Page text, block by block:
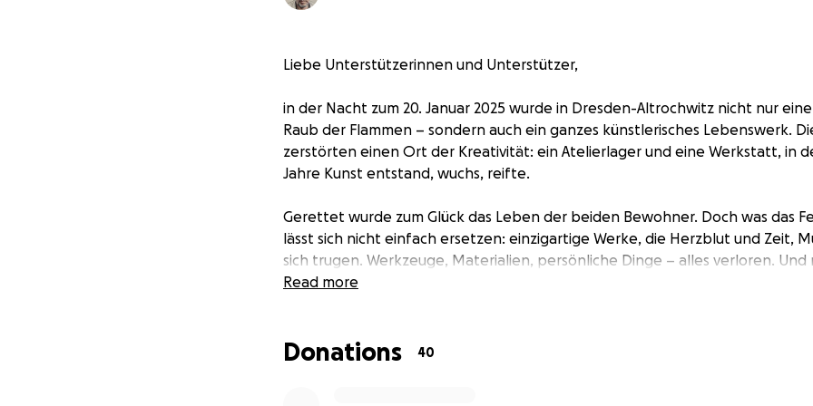
Liebe Unterstützerinnen und Unterstützer,
in der Nacht zum 20. Januar 2025 wurde in Dresden-Altrochwitz nicht nur
Raub der Flammen – sondern auch ein ganzes künstlerisches Lebenswerk.
zerstörten einen Ort der Kreativität: ein Atelierlager und eine Werkstatt, in
Jahre Kunst entstand, wuchs, reifte.
Gerettet wurde zum Glück das Leben der beiden Bewohner. Doch was das
lässt sich nicht einfach ersetzen: einzigartige Werke, die Herzblut und Zeit,
sich trugen. Werkzeuge, Materialien, persönliche Dinge – alles verloren. Und
auch noch, dass die Versicherung nur einen Teil des Schadens übernehmen
macht diesen Verlust umso greifbarer. Deshalb rufe ich – in enger
Read more
Donations 40